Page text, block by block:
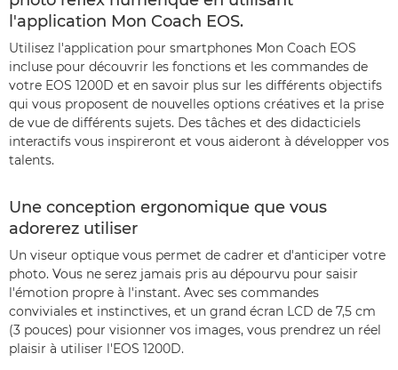
l'application Mon Coach EOS.
Utilisez l'application pour smartphones Mon Coach EOS
incluse pour découvrir les fonctions et les commandes de
votre EOS 1200D et en savoir plus sur les différents objectifs
qui vous proposent de nouvelles options créatives et la prise
de vue de différents sujets. Des tâches et des didacticiels
interactifs vous inspireront et vous aideront à développer vos
talents.
Une conception ergonomique que vous
adorerez utiliser
Un viseur optique vous permet de cadrer et d'anticiper votre
photo. Vous ne serez jamais pris au dépourvu pour saisir
l'émotion propre à l'instant. Avec ses commandes
conviviales et instinctives, et un grand écran LCD de 7,5 cm
(3 pouces) pour visionner vos images, vous prendrez un réel
plaisir à utiliser l'EOS 1200D.